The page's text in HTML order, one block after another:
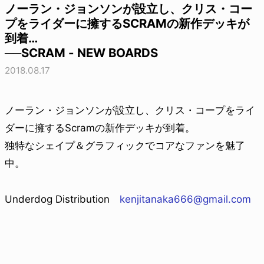
ノーラン・ジョンソンが設立し、クリス・コー
プをライダーに擁するSCRAMの新作デッキが
到着…
──SCRAM - NEW BOARDS
2018.08.17
ノーラン・ジョンソンが設立し、クリス・コープをライ
ダーに擁するScramの新作デッキが到着。
独特なシェイプ＆グラフィックでコアなファンを魅了
中。
Underdog Distribution kenjitanaka666@gmail.com